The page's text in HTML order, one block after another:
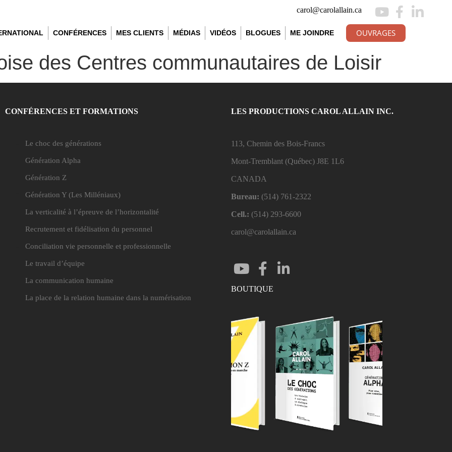
carol@carolallain.ca
CONFÉRENCES MES CLIENTS MÉDIAS VIDÉOS BLOGUES ME JOINDRE OUVRAGES
des Centres communautaires de Loisir
CONFÉRENCES ET FORMATIONS
Le choc des générations
Génération Alpha
Génération Z
Génération Y (Les Milléniaux)
La verticalité à l’épreuve de l’horizontalité
Recrutement et fidélisation du personnel
Conciliation vie personnelle et professionnelle
Le travail d’équipe
La communication humaine
La place de la relation humaine dans la numérisation
LES PRODUCTIONS CAROL ALLAIN INC.
113, Chemin des Bois-Francs
Mont-Tremblant (Québec) J8E 1L6
CANADA
Bureau: (514) 761-2322
Cell.: (514) 293-6600
carol@carolallain.ca
BOUTIQUE
ENTRER